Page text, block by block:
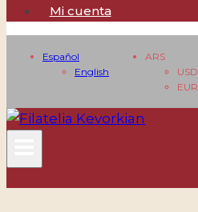
Mi cuenta
Español
English
ARS
USD
EUR